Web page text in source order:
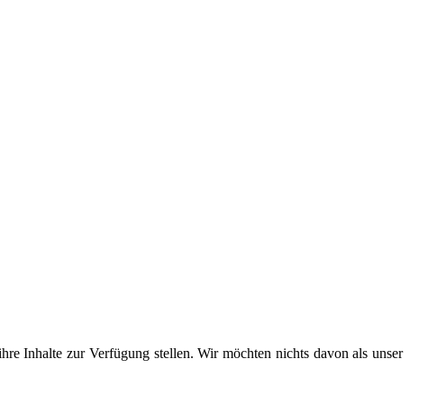
Inhalte zur Verfügung stellen. Wir möchten nichts davon als unser